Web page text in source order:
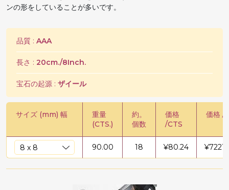
ンの形をしていることが多いです。
品質 : AAA
長さ : 20cm./8Inch.
宝石の起源 : ザイール
サイズ (mm) 幅
重量
(CTS.)
約。
個数
価格
/CTS
価格 /
90.00 18 ¥80.24 ¥